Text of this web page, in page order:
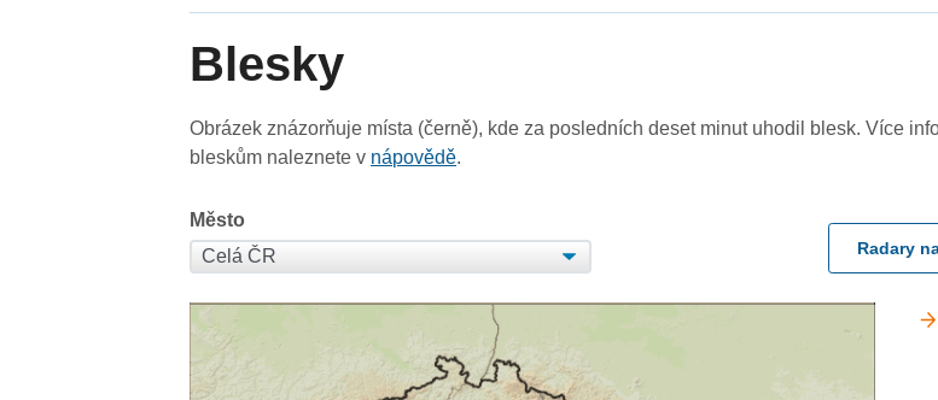
Blesky
Obrázek znázorňuje místa (černě), kde za posledních deset minut uhodil blesk. Více
bleskům naleznete v nápovědě.
Město
Radary